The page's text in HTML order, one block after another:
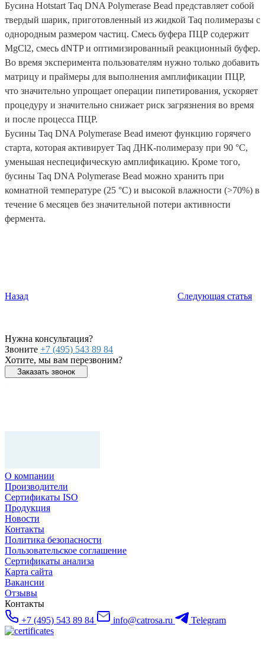
Бусина Hotstart Taq DNA Polymerase Bead представляет собой
твердый шарик, приготовленный из жидкой Taq полимеразы с
однородным размером частиц. Смесь буфера ПЦР содержит
MgCl2, смесь dNTP и оптимизированный реакционный буфер.
Во время эксперимента пользователям нужно только добавить
матрицу и праймеры для выполнения амплификации ПЦР,
что значительно упрощает операции пипетирования, ускоряет
процедуру и значительно снижает риск загрязнения во время
и после процесса ПЦР.
Бусины Taq DNA Polymerase Bead имеют функцию горячего
старта, которая активирует Taq ДНК-полимеразу при 90 °C,
уменьшая неспецифическую амплификацию. Кроме того,
бусины Taq DNA Polymerase Bead можно хранить при
комнатной температуре (25 °C) и высокой влажности (>70%) в
течение 6 месяцев без значительной потери активности
фермента.
Назад Следующая статья
Нужна консультация?
Звоните +7 (495) 543 89 84
Хотите, мы вам перезвоним?
Заказать звонок
О компании
Производители
Сертификаты ISO
Продукция
Новости
Контакты
Политика безопасности
Пользовательское соглашение
Сертификаты анализа
Карта сайта
Вакансии
Отзывы
Контакты
+7 (495) 543 89 84
info@catrosa.ru Telegram